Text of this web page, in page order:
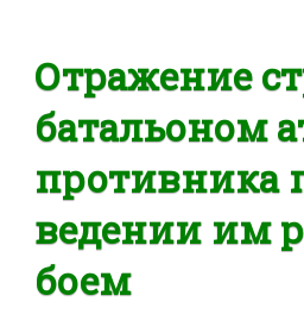
Отражение
батальоном
противника
ведении им
боем